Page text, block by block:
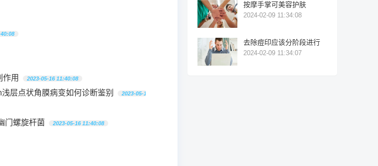
作用 2023-05-16 11:40:08
层点状角膜病变如何诊断鉴别 2023-05-16 11:40:08
门螺旋杆菌 2023-05-16 11:40:08
按摩手掌可美容护肤
2024-02-09 11:34:08
去除痘印应该分阶段进行
2024-02-09 11:34:07